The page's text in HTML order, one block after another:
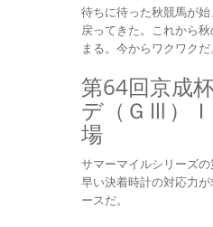
待ちに待った秋競馬が
戻ってきた。これから
まる。今からワクワクだ。
第64回京成
デ（ＧⅢ）
場
サマーマイルシリーズの
早い決着時計の対応力
ースだ。